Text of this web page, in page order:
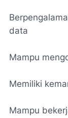
data
Mampu
Memiliki
Mampu